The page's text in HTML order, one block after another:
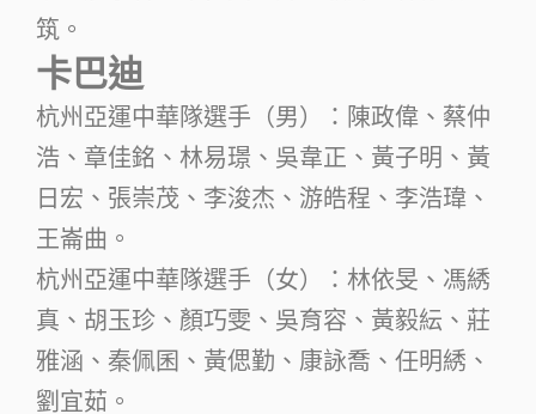
筑。
卡巴迪
杭州亞運中華隊選手（男）：陳政偉、蔡仲
浩、章佳銘、林易璟、吳韋正、黃子明、黃
日宏、張崇茂、李浚杰、游皓程、李浩瑋、
王崙曲。
杭州亞運中華隊選手（女）：林依旻、馮綉
真、胡玉珍、顏巧雯、吳育容、黃毅紜、莊
雅涵、秦佩囷、黃偲勤、康詠喬、任明綉、
劉宜茹。